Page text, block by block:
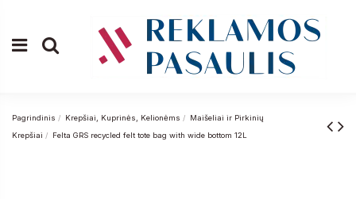
Pagrindinis Krepšiai, Kuprinės, Kelionėms
Maišeliai ir Pirkinių
Krepšiai
Felta GRS recycled felt tote bag with wide bottom 12L